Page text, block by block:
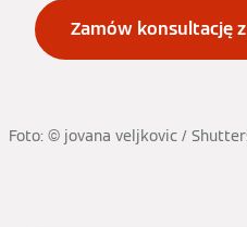
Zamów konsultację
Foto: © jovana veljkovic /